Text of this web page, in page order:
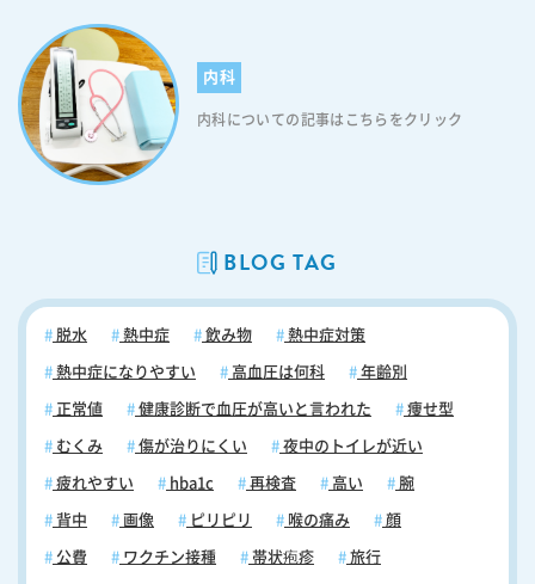
内科
内科についての記事はこちらをクリック
BLOG TAG
脱水 熱中症 飲み物 熱中症対策
熱中症になりやすい 高血圧は何科 年齢別
正常値 健康診断で血圧が高いと言われた 痩せ型
むくみ 傷が治りにくい 夜中のトイレが近い
疲れやすい hba1c 再検査 高い 腕
背中 画像 ピリピリ 喉の痛み 顔
公費 ワクチン接種 帯状疱疹 旅行